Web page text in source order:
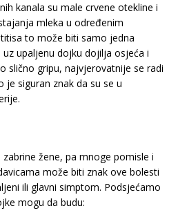
kanala su male crvene otekline i
mleka u određenim
to može biti samo jedna
upaljenu dojku dojilja osjeća i
slično gripu, najvjerovatnije se radi
siguran znak da su se u
žene, pa mnoge pomisle i
može biti znak ove bolesti
ili glavni simptom. Podsjećamo
mogu da budu: